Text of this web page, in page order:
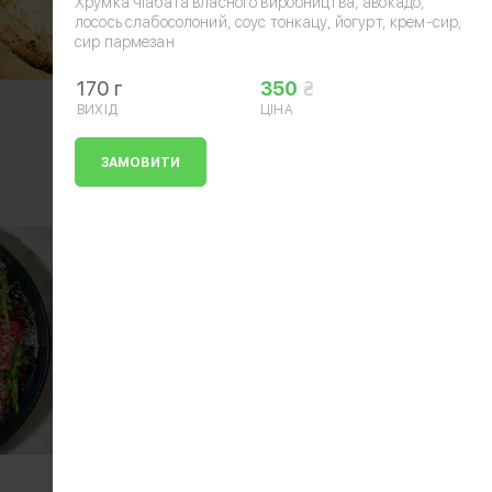
лосось слабосолоний, соус тонкацу, йогурт, крем-сир,
сир пармезан
170 г 350
ВИХІД ЦІНА
ЗАМОВИТИ